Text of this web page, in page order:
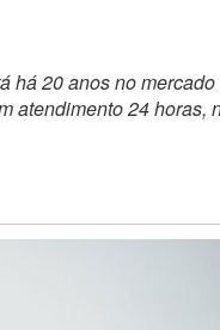
há 20 anos no
atendimento 24 horas,